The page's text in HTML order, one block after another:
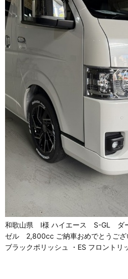
和歌山県 I様 ハイエース S-GL ダ
ゼル 2,800cc ご納車おめでとうござ
ブラックポリッシュ ・ES フロント